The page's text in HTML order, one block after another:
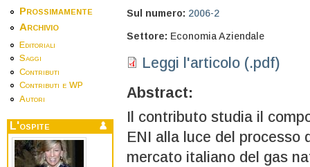
Prossimamente
Archivio
Editoriali
Saggi
Contributi
Contributi e WP
Autori
L'ospite
Sul numero: 2006-2
Settore: Economia Aziendale
Leggi l'articolo (.pdf)
Abstract:
Il contributo studia il
ENI alla luce del processo
mercato italiano del gas